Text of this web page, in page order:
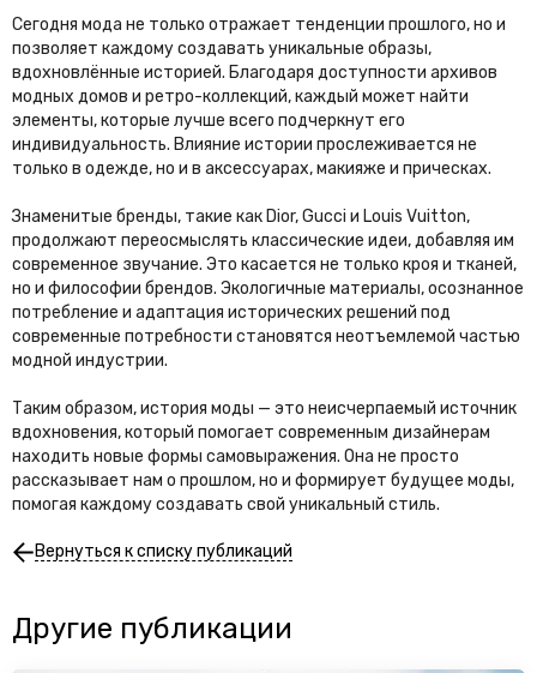
Сегодня мода не только отражает тенденции прошлого, но и
позволяет каждому создавать уникальные образы,
вдохновлённые историей. Благодаря доступности архивов
модных домов и ретро-коллекций, каждый может найти
элементы, которые лучше всего подчеркнут его
индивидуальность. Влияние истории прослеживается не
только в одежде, но и в аксессуарах, макияже и прическах.
Знаменитые бренды, такие как Dior, Gucci и Louis Vuitton,
продолжают переосмыслять классические идеи, добавляя им
современное звучание. Это касается не только кроя и тканей,
но и философии брендов. Экологичные материалы, осознанное
потребление и адаптация исторических решений под
современные потребности становятся неотъемлемой частью
модной индустрии.
Таким образом, история моды — это неисчерпаемый источник
вдохновения, который помогает современным дизайнерам
находить новые формы самовыражения. Она не просто
рассказывает нам о прошлом, но и формирует будущее моды,
помогая каждому создавать свой уникальный стиль.
Вернуться к списку публикаций
Другие публикации